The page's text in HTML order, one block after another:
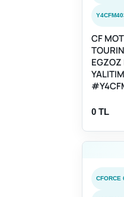
CF
EGZOZ
0 TL
CFORCE